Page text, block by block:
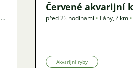
•
Červené akvarijní
před 23 hodinami • Lány,? km •
Akvarijní ryby